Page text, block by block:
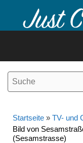
Inhalt
Startseite » TV- und
Bild von
(Sesamstrasse)